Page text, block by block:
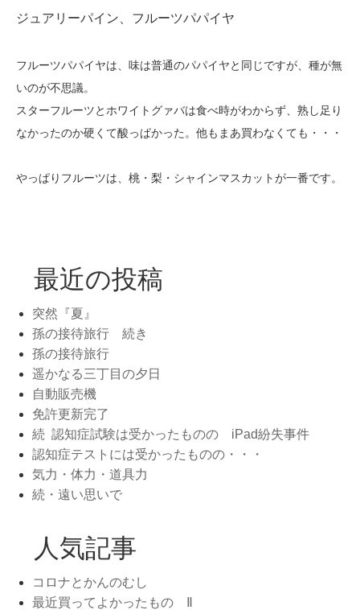
ジュアリーパイン、フルーツパパイヤ
フルーツパパイヤは、味は普通のパパイヤと同じですが、種が無
いのが不思議。
スターフルーツとホワイトグァバは食べ時がわからず、熟し足り
なかったのか硬くて酸っぱかった。他もまあ買わなくても・・・
やっぱりフルーツは、桃・梨・シャインマスカットが一番です。
最近の投稿
突然『夏』
孫の接待旅行 続き
孫の接待旅行
遥かなる三丁目の夕日
自動販売機
免許更新完了
続 認知症試験は受かったものの iPad紛失事件
認知症テストには受かったものの・・・
気力・体力・道具力
続・遠い思いで
人気記事
コロナとかんのむし
最近買ってよかったもの Ⅱ